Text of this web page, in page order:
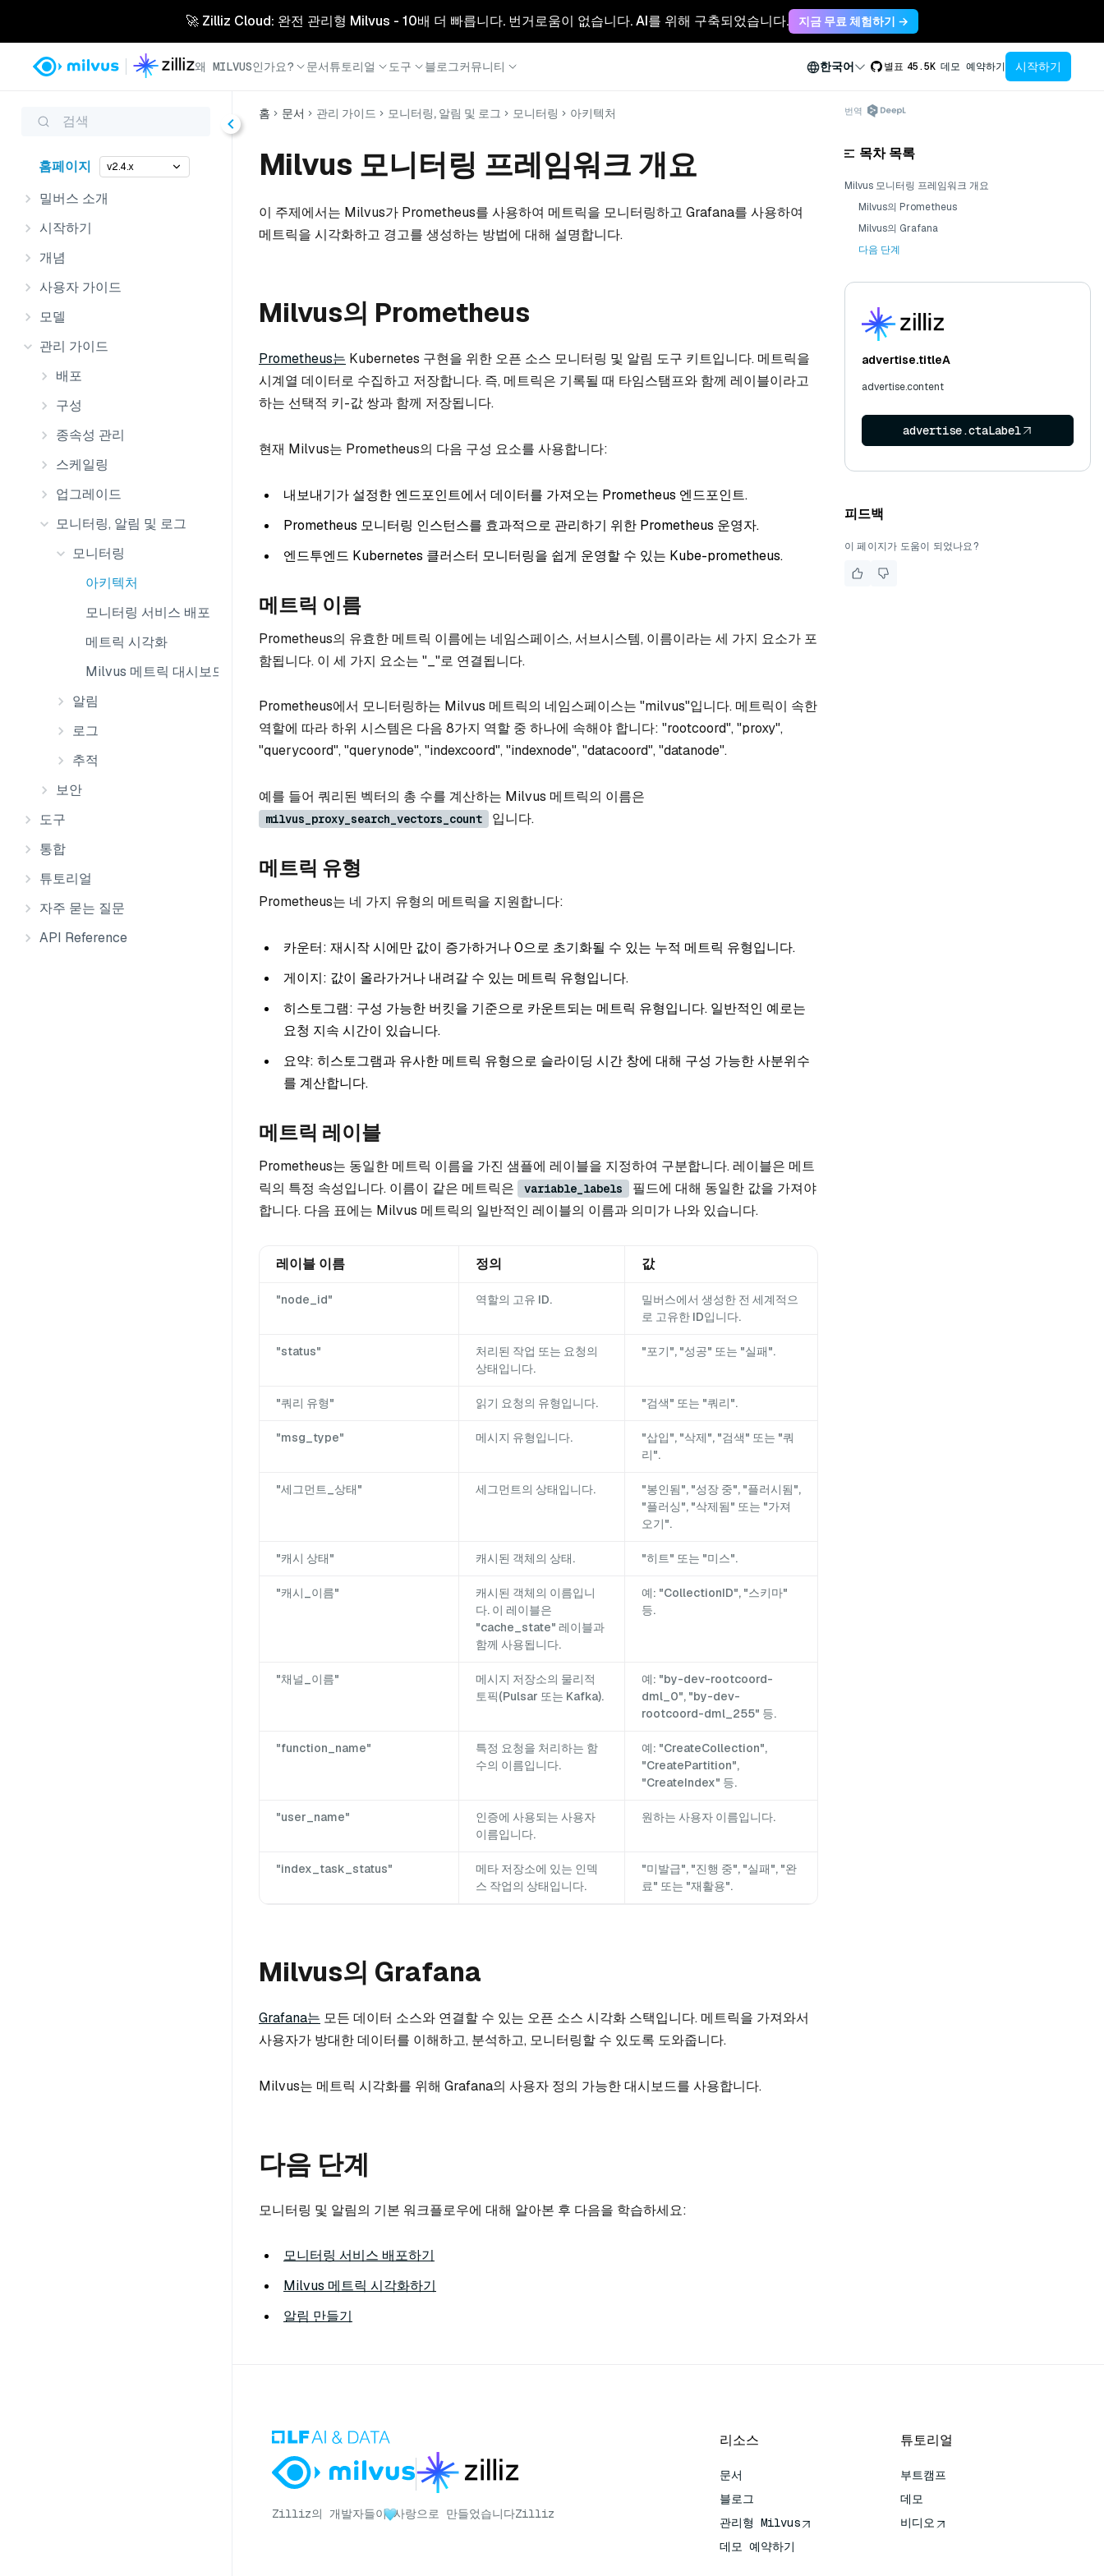
🚀 Zilliz Cloud: 완전 관리형 Milvus - 10배 더 빠릅니다. 번거로움이 없습니다. AI를 위해 구축되었습니다. 지금 무료 체험하기 →
왜 MILVUS인가요? 문서튜토리얼 도구 블로그커뮤니티 한국어 별표 45.5K 데모 예약하기 시작하기
검색
홈페이지 v2.4.x
밀버스 소개
시작하기
개념
사용자 가이드
모델
관리 가이드
배포
구성
종속성 관리
스케일링
업그레이드
모니터링, 알림 및 로그
모니터링
아키텍처
모니터링 서비스 배포
메트릭 시각화
Milvus 메트릭 대시보드
알림
로그
추적
보안
도구
통합
튜토리얼
자주 묻는 질문
API Reference
홈 문서 관리 가이드 모니터링, 알림 및 로그 모니터링 아키텍처
Milvus 모니터링 프레임워크 개요
이 주제에서는 Milvus가 Prometheus를 사용하여 메트릭을 모니터링하고 Grafana를 사용하여
메트릭을 시각화하고 경고를 생성하는 방법에 대해 설명합니다.
Milvus의 Prometheus
Prometheus는 Kubernetes 구현을 위한 오픈 소스 모니터링 및 알림 도구 키트입니다. 메트릭을
시계열 데이터로 수집하고 저장합니다. 즉, 메트릭은 기록될 때 타임스탬프와 함께 레이블이라고
하는 선택적 키-값 쌍과 함께 저장됩니다.
현재 Milvus는 Prometheus의 다음 구성 요소를 사용합니다:
내보내기가 설정한 엔드포인트에서 데이터를 가져오는 Prometheus 엔드포인트.
Prometheus 모니터링 인스턴스를 효과적으로 관리하기 위한 Prometheus 운영자.
엔드투엔드 Kubernetes 클러스터 모니터링을 쉽게 운영할 수 있는 Kube-prometheus.
메트릭 이름
Prometheus의 유효한 메트릭 이름에는 네임스페이스, 서브시스템, 이름이라는 세 가지 요소가 포
함됩니다. 이 세 가지 요소는 "_"로 연결됩니다.
Prometheus에서 모니터링하는 Milvus 메트릭의 네임스페이스는 "milvus"입니다. 메트릭이 속한
역할에 따라 하위 시스템은 다음 8가지 역할 중 하나에 속해야 합니다: "rootcoord", "proxy",
"querycoord", "querynode", "indexcoord", "indexnode", "datacoord", "datanode".
예를 들어 쿼리된 벡터의 총 수를 계산하는 Milvus 메트릭의 이름은
milvus_proxy_search_vectors_count 입니다.
메트릭 유형
Prometheus는 네 가지 유형의 메트릭을 지원합니다:
카운터: 재시작 시에만 값이 증가하거나 0으로 초기화될 수 있는 누적 메트릭 유형입니다.
게이지: 값이 올라가거나 내려갈 수 있는 메트릭 유형입니다.
히스토그램: 구성 가능한 버킷을 기준으로 카운트되는 메트릭 유형입니다. 일반적인 예로는
요청 지속 시간이 있습니다.
요약: 히스토그램과 유사한 메트릭 유형으로 슬라이딩 시간 창에 대해 구성 가능한 사분위수
를 계산합니다.
메트릭 레이블
Prometheus는 동일한 메트릭 이름을 가진 샘플에 레이블을 지정하여 구분합니다. 레이블은 메트
릭의 특정 속성입니다. 이름이 같은 메트릭은
variable_labels
필드에 대해 동일한 값을 가져야
합니다. 다음 표에는 Milvus 메트릭의 일반적인 레이블의 이름과 의미가 나와 있습니다.
레이블 이름 정의 값
"node_id" 역할의 고유 ID.
밀버스에서 생성한 전 세계적으
로 고유한 ID입니다.
"status"
처리된 작업 또는 요청의
상태입니다.
"포기", "성공" 또는 "실패".
"쿼리 유형" 읽기 요청의 유형입니다. "검색" 또는 "쿼리".
"msg_type" 메시지 유형입니다.
"삽입", "삭제", "검색" 또는 "쿼
리".
"세그먼트_상태" 세그먼트의 상태입니다.
"봉인됨", "성장 중", "플러시됨",
"플러싱", "삭제됨" 또는 "가져
오기".
"캐시 상태" 캐시된 객체의 상태. "히트" 또는 "미스".
"캐시_이름"
캐시된 객체의 이름입니
다. 이 레이블은
"cache_state" 레이블과
함께 사용됩니다.
예: "CollectionID", "스키마"
등.
"채널_이름"
메시지 저장소의 물리적
토픽(Pulsar 또는 Kafka).
예: "by-dev-rootcoord-
dml_0", "by-dev-
rootcoord-dml_255" 등.
"function_name"
특정 요청을 처리하는 함
수의 이름입니다.
예: "CreateCollection",
"CreatePartition",
"CreateIndex" 등.
"user_name"
인증에 사용되는 사용자
이름입니다.
원하는 사용자 이름입니다.
"index_task_status"
메타 저장소에 있는 인덱
스 작업의 상태입니다.
"미발급", "진행 중", "실패", "완
료" 또는 "재활용".
Milvus의 Grafana
Grafana는 모든 데이터 소스와 연결할 수 있는 오픈 소스 시각화 스택입니다. 메트릭을 가져와서
사용자가 방대한 데이터를 이해하고, 분석하고, 모니터링할 수 있도록 도와줍니다.
Milvus는 메트릭 시각화를 위해 Grafana의 사용자 정의 가능한 대시보드를 사용합니다.
다음 단계
모니터링 및 알림의 기본 워크플로우에 대해 알아본 후 다음을 학습하세요:
모니터링 서비스 배포하기
Milvus 메트릭 시각화하기
알림 만들기
번역
목차 목록
Milvus 모니터링 프레임워크 개요
Milvus의 Prometheus
Milvus의 Grafana
다음 단계
advertise.titleA
advertise.content
advertise.ctaLabel
피드백
이 페이지가 도움이 되었나요?
Zilliz의 개발자들이 사랑으로 만들었습니다Zilliz
리소스
문서
블로그
관리형 Milvus
데모 예약하기
튜토리얼
부트캠프
데모
비디오